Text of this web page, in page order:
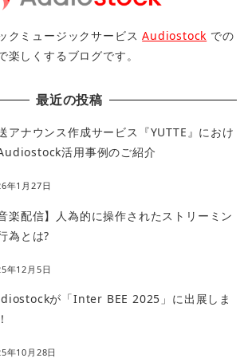
クミュージックサービスAudiostock での
楽しくするブログです。
最近の投稿
アナウンス作成サービス『YUTTE』におけ
活用事例のご紹介
年1月27日
音楽配信】人為的に操作されたストリーミン
為とは?
年12月5日
が「Inter BEE 2025」に出展しま
年10月28日